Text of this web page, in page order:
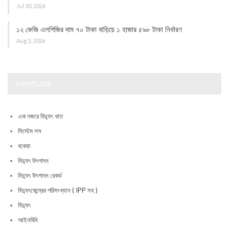
Jul 30, 2026
১২ কেজি এলপিজির দাম ৭০ টাকা বাড়িয়ে ১ হাজার ৫৯৮ টাকা নির্ধারণ
Aug 2, 2026
এক নজরে বিদ্যুৎ খাত
সিস্টেম লস
বকেয়া
বিদ্যুৎ উৎপাদন
বিদ্যুৎ উৎপাদন রেকর্ড
বিদ্যুৎকেন্দ্রের পরিসংখ্যান ( IPP সহ )
বিদ্যুৎ
আইনবিধি